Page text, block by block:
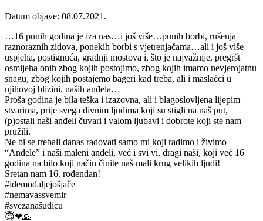
Datum objave: 08.07.2021.
…16 punih godina je iza nas…i još više…punih borbi, rušenja
raznoraznih zidova, ponekih borbi s vjetrenjačama…ali i još više
uspjeha, postignuća, gradnji mostova i, što je najvažnije, pregršt
osmijeha onih zbog kojih postojimo, zbog kojih imamo nevjerojatnu
snagu, zbog kojih postajemo bageri kad treba, ali i maslačci u
njihovoj blizini, naših anđela…
Proša godina je bila teška i izazovna, ali i blagoslovljena lijepim
stvarima, prije svega divnim ljudima koji su stigli na naš put,
(p)ostali naši anđeli čuvari i valom ljubavi i dobrote koji ste nam
pružili.
Ne bi se trebali danas radovati samo mi koji radimo i živimo
“Anđele” i naši maleni anđeli, već i svi vi, dragi naši, koji već 16
godina na bilo koji način činite naš mali krug velikih ljudi!
Sretan nam 16. rođendan!
#idemodaljejošjače
#nemavassvemir
#svezanašudicu
😇❤🙏